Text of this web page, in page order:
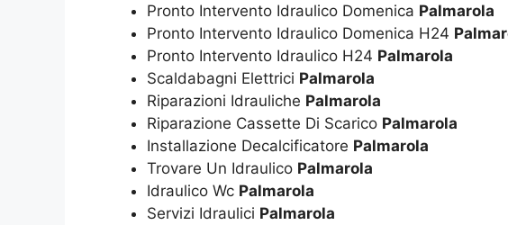
Pronto Intervento Idraulico Domenica Palmarola
Pronto Intervento Idraulico Domenica H24
Pronto Intervento Idraulico H24 Palmarola
Scaldabagni Elettrici Palmarola
Riparazioni Idrauliche Palmarola
Riparazione Cassette Di Scarico Palmarola
Installazione Decalcificatore Palmarola
Trovare Un Idraulico Palmarola
Idraulico Wc Palmarola
Servizi Idraulici Palmarola